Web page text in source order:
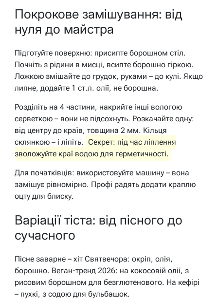
Покрокове замішування: від
нуля до майстра
Підготуйте поверхню: присипте борошном стіл.
Почніть з рідини в мисці, всипте борошно гіркою.
Ложкою змішайте до грудок, руками – до кулі. Якщо
липне, додайте 1 ст.л. олії, не борошна.
Розділіть на 4 частини, накрийте інші вологою
серветкою – вони не підсохнуть. Розкачайте одну:
від центру до країв, товщина 2 мм. Кільця
склянкою – і ліпіть. Секрет: під час ліплення
зволожуйте краї водою для герметичності.
Для початківців: використовуйте машину – вона
замішує рівномірно. Профі радять додати краплю
оцту для блиску.
Варіації тіста: від пісного до
сучасного
Пісне заварне – хіт Святвечора: окріп, олія,
борошно. Веган-тренд 2026: на кокосовій олії, з
рисовим борошном для безглютенового. На кефірі
– пухкі, з содою для бульбашок.